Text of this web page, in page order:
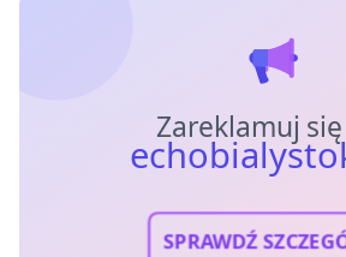
Zareklamuj
SPRAWDŹ